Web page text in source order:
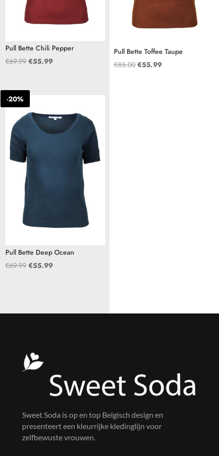
Pull Bette Chili Pepper
€69.99 Oorspronkelijke
€55.99Huidige
Pull Bette Toffee Taupe
€85.00 Oorspronkelijke
€55.99Huidige
-20%
Pull Bette Deep Ocean
€69.99 Oorspronkelijke
€55.99Huidige
Sweet Soda is op en top Belgisch design en
presenteert een kleurrijke kledinglijn voor
zelfbewuste vrouwen.